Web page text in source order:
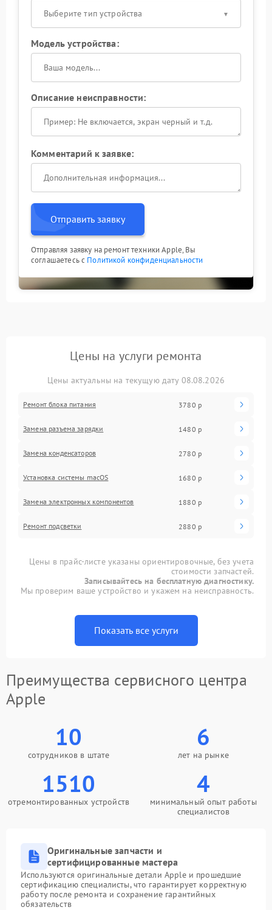
Выберите тип устройства
Модель устройства:
Описание неисправности:
Комментарий к заявке:
Отправить заявку
Отправляя заявку на ремонт техники Apple, Вы
соглашаетесь с Политикой конфиденциальности
Цены на услуги ремонта
Цены актуальны на текущую дату 08.08.2026
Ремонт блока питания 3780 р
Замена разъема зарядки 1480 р
Замена конденсаторов 2780 р
Установка системы macOS 1680 р
Замена электронных компонентов 1880 р
Ремонт подсветки 2880 р
Цены в прайс-листе указаны ориентировочные, без учета
стоимости запчастей.
Записывайтесь на бесплатную диагностику.
Мы проверим ваше устройство и укажем на неисправность.
Показать все услуги
Преимущества сервисного центра
Apple
10
сотрудников в штате
6
лет на рынке
1510
отремонтированных устройств
4
минимальный опыт работы
специалистов
Оригинальные запчасти и
сертифицированные мастера
Используются оригинальные детали Apple и прошедшие
сертификацию специалисты, что гарантирует корректную
работу после ремонта и сохранение гарантийных
обязательств